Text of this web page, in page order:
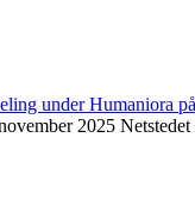
2025